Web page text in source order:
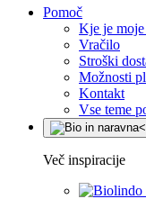
Pomoč
Kje je
Vračilo
Stroški
Možnosti
Kontakt
Vse teme
Več inspiracije